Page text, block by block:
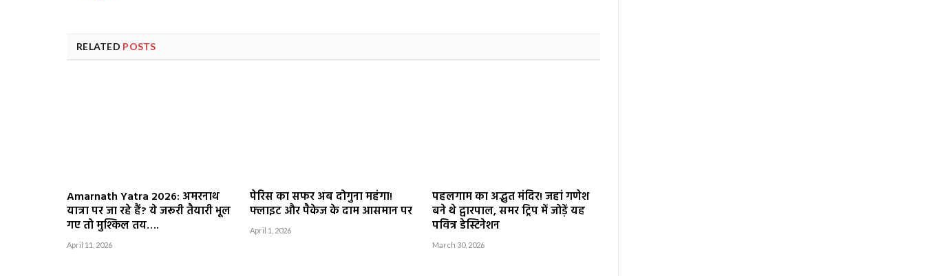
RELATED POSTS
Amarnath Yatra 2026: अमरनाथ
यात्रा पर जा रहे हैं? ये जरूरी तैयारी भूल
गए तो मुश्किल तय….
April 11, 2026
पेरिस का सफर अब दोगुना महंगा!
फ्लाइट और पैकेज के दाम आसमान पर
April 1, 2026
पहलगाम का अद्भुत मंदिर! जहां गणेश
बने थे द्वारपाल, समर ट्रिप में जोड़ें यह
पवित्र डेस्टिनेशन
March 30, 2026